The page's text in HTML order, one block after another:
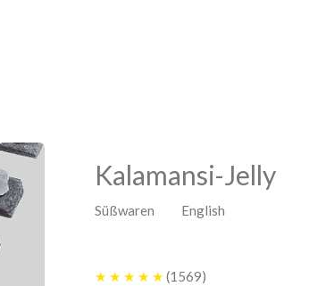
Kalamansi-Jelly
Süßwaren English
★ ★ ★ ★ ★ (1569)